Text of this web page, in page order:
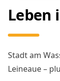
Leben
Stadt am
Leineaue –